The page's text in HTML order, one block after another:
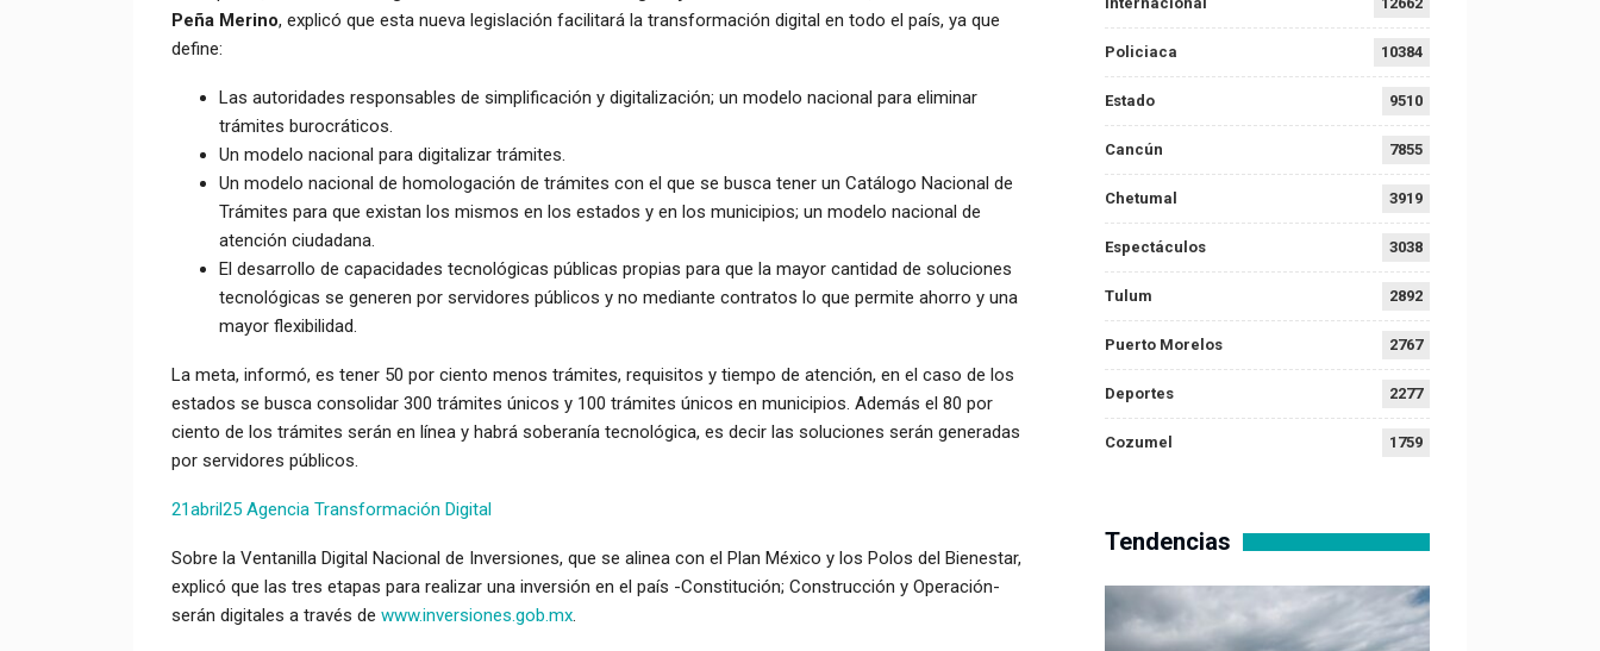
Peña Merino, explicó que esta nueva legislación facilitará la transformación digital en todo el país, ya que
define:
Las autoridades responsables de simplificación y digitalización; un modelo nacional para eliminar
trámites burocráticos.
Un modelo nacional para digitalizar trámites.
Un modelo nacional de homologación de trámites con el que se busca tener un Catálogo Nacional de
Trámites para que existan los mismos en los estados y en los municipios; un modelo nacional de
atención ciudadana.
El desarrollo de capacidades tecnológicas públicas propias para que la mayor cantidad de soluciones
tecnológicas se generen por servidores públicos y no mediante contratos lo que permite ahorro y una
mayor flexibilidad.
La meta, informó, es tener 50 por ciento menos trámites, requisitos y tiempo de atención, en el caso de los
estados se busca consolidar 300 trámites únicos y 100 trámites únicos en municipios. Además el 80 por
ciento de los trámites serán en línea y habrá soberanía tecnológica, es decir las soluciones serán generadas
por servidores públicos.
21abril25 Agencia Transformación Digital
Sobre la Ventanilla Digital Nacional de Inversiones, que se alinea con el Plan México y los Polos del Bienestar,
explicó que las tres etapas para realizar una inversión en el país -Constitución; Construcción y Operación-
serán digitales a través de www.inversiones.gob.mx.
Policiaca 10384
Estado 9510
Cancún 7855
Chetumal 3919
Espectáculos 3038
Tulum 2892
Puerto Morelos 2767
Deportes 2277
Cozumel 1759
Tendencias